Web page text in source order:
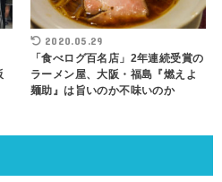
2020.05.29
「食べログ百名店」2年連続受賞の
ラーメン屋、大阪・福島『燃えよ
麺助』は旨いのか不味いのか